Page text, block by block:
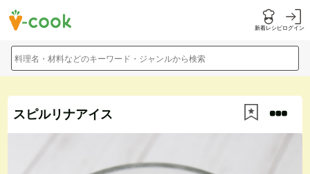
新着レシピログイン
料理名・材料などのキーワード・ジャンルから検索
スピルリナアイス